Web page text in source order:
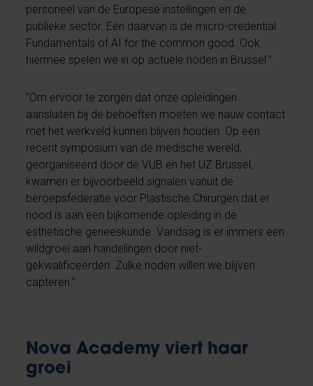
personeel van de Europese instellingen en de
publieke sector. Eén daarvan is de micro-credential
Fundamentals of AI for the common good. Ook
hiermee spelen we in op actuele noden in Brussel.”
“Om ervoor te zorgen dat onze opleidingen
aansluiten bij de behoeften moeten we nauw contact
met het werkveld kunnen blijven houden. Op een
recent symposium van de medische wereld,
georganiseerd door de VUB en het UZ Brussel,
kwamen er bijvoorbeeld signalen vanuit de
beroepsfederatie voor Plastische Chirurgen dat er
nood is aan een bijkomende opleiding in de
esthetische geneeskunde. Vandaag is er immers een
wildgroei aan handelingen door niet-
gekwalificeerden. Zulke noden willen we blijven
capteren.”
Nova Academy viert haar
groei